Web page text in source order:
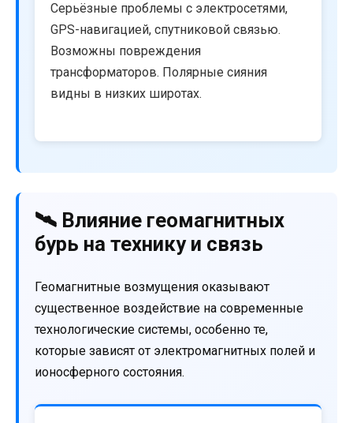
Серьёзные проблемы с электросетями,
GPS-навигацией, спутниковой связью.
Возможны повреждения
трансформаторов. Полярные сияния
видны в низких широтах.
🛰️ Влияние геомагнитных
бурь на технику и связь
Геомагнитные возмущения оказывают
существенное воздействие на современные
технологические системы, особенно те,
которые зависят от электромагнитных полей и
ионосферного состояния.